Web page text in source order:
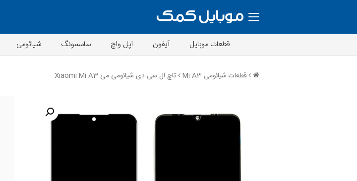
قطعات موبایل آیفون اپل واچ سامسونگ شیائومی
قطعات شیائومی Mi A3 تاچ ال سی دی شیائومی می Xiaomi Mi A3